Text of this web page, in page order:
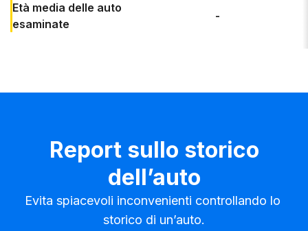
Età media delle auto
esaminate
-
Report sullo storico
dell’auto
Evita spiacevoli inconvenienti controllando lo
storico di un’auto.